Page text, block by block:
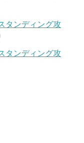
タンディング攻
タンディング攻